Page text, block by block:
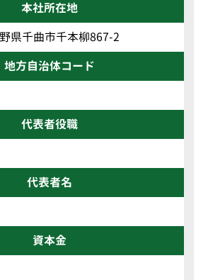
本社所在地
県千曲市千本柳867-2
地方自治体コード
代表者役職
代表者名
資本金